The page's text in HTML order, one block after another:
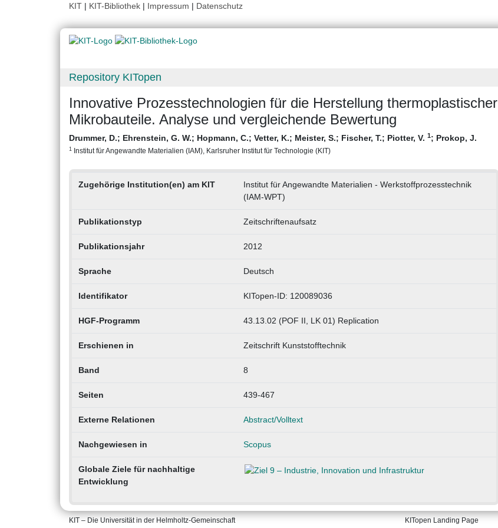
KIT | KIT-Bibliothek | Impressum | Datenschutz
Repository KITopen
Innovative Prozesstechnologien für die Herstellung thermoplastischer
Mikrobauteile. Analyse und vergleichende Bewertung
Drummer, D.; Ehrenstein, G. W.; Hopmann, C.; Vetter, K.; Meister, S.; Fischer, T.; Piotter, V. 1; Prokop, J.
1 Institut für Angewandte Materialien (IAM), Karlsruher Institut für Technologie (KIT)
Zugehörige Institution(en) am KIT
Institut für Angewandte Materialien - Werkstoffprozesstechnik
(IAM-WPT)
Publikationstyp Zeitschriftenaufsatz
Publikationsjahr 2012
Sprache Deutsch
Identifikator KITopen-ID: 120089036
HGF-Programm 43.13.02 (POF II, LK 01) Replication
Erschienen in Zeitschrift Kunststofftechnik
Band 8
Seiten 439-467
Externe Relationen Abstract/Volltext
Nachgewiesen in Scopus
Globale Ziele für nachhaltige
Entwicklung
KIT – Die Universität in der Helmholtz-Gemeinschaft KITopen Landing Page